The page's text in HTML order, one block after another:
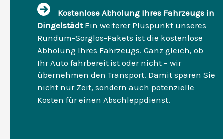
Kostenlose Abholung Ihres Fahrzeugs in
DingelstädtEin weiterer Pluspunkt unseres
Rundum-Sorglos-Pakets ist die kostenlose
Abholung Ihres Fahrzeugs. Ganz gleich, ob
Ihr Auto fahrbereit ist oder nicht – wir
übernehmen den Transport. Damit sparen Sie
nicht nur Zeit, sondern auch potenzielle
Kosten für einen Abschleppdienst.